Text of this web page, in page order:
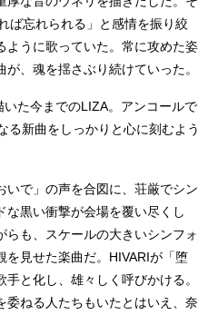
ば忘れられる」と感情を振り絞
ように歌っていた。常に攻めた姿
、魂を揺さぶり続けていった。
た今までのLIZA。アンコールで
る新曲をしっかりと心に刻むよう
いで」の声を合図に、荘厳でシン
な黒い衝撃が会場を覆い尽くし
らも、スケールの大きいシンフォ
を見せた楽曲だ。HIVARIが「堕
と化し、雄々しく呼びかける。
委ねる人たちもいたとはいえ、奈